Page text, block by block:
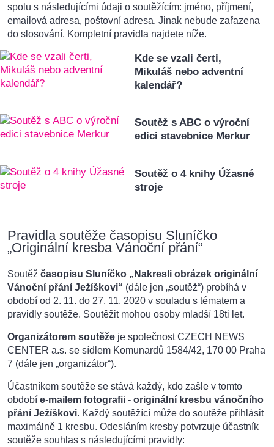
spolu s následujícími údaji o soutěžícím: jméno, příjmení,
emailová adresa, poštovní adresa. Jinak nebude zařazena
do slosování. Kompletní pravidla najdete níže.
Kde se vzali čerti,
Mikuláš nebo adventní
kalendář?
Soutěž s ABC o výroční
edici stavebnice Merkur
Soutěž o 4 knihy Úžasné
stroje
Pravidla soutěže časopisu Sluníčko
„Originální kresba Vánoční přání“
Soutěž časopisu Sluníčko „Nakresli obrázek originální
Vánoční přání Ježíškovi“ (dále jen „soutěž“) probíhá v
období od 2. 11. do 27. 11. 2020 v souladu s tématem a
pravidly soutěže. Soutěžit mohou osoby mladší 18ti let.
Organizátorem soutěže je společnost CZECH NEWS
CENTER a.s. se sídlem Komunardů 1584/42, 170 00 Praha
7 (dále jen „organizátor“).
Účastníkem soutěže se stává každý, kdo zašle v tomto
období e-mailem fotografii - originální kresbu vánočního
přání Ježíškovi. Každý soutěžící může do soutěže přihlásit
maximálně 1 kresbu. Odesláním kresby potvrzuje účastník
soutěže souhlas s následujícími pravidly: